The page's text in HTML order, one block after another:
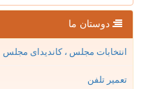
دوستان ما
انتخابات مجلس ، کاندیدای مجلس
تعمیر تلفن